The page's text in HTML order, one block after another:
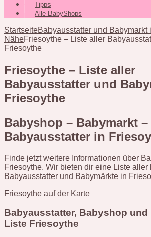
Tipps
Alle BabyShops
StartseiteBabyausstatter und Babymarkt
NäheFriesoythe – Liste aller
Friesoythe
Friesoythe – Liste aller
Babyausstatter und
Friesoythe
Babyshop – Babymarkt –
Babyausstatter in
Finde jetzt weitere Informationen über
Friesoythe. Wir bieten dir eine Liste aller
Babyausstatter und Babymärkte in
Friesoythe auf der Karte
Babyausstatter, Babyshop und
Liste Friesoythe